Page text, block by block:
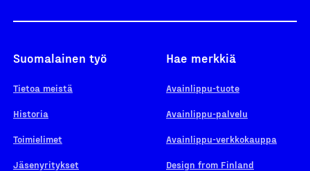
Suomalainen työ
Tietoa meistä
Historia
Toimielimet
Jäsenyritykset
Hae merkkiä
Avainlippu-tuote
Avainlippu-palvelu
Avainlippu-verkkokauppa
Design from Finland